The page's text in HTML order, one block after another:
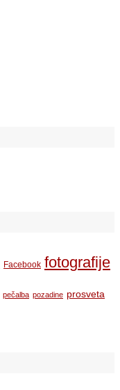
Facebook fotografije
pečalba pozadine prosveta